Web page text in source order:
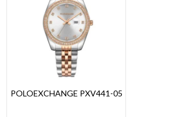
POLOEXCHANGE PXV441-05